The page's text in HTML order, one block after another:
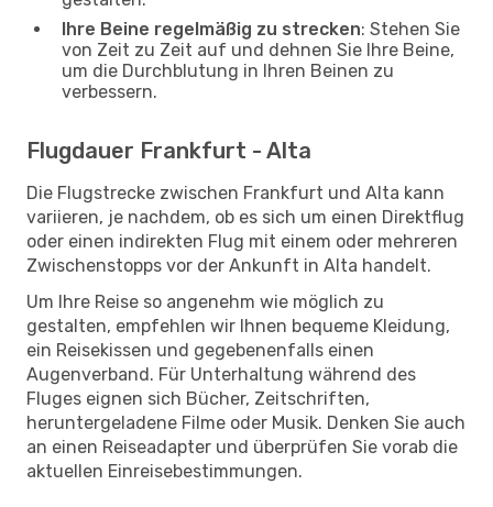
Ihre Beine regelmäßig zu strecken: Stehen Sie
von Zeit zu Zeit auf und dehnen Sie Ihre Beine,
um die Durchblutung in Ihren Beinen zu
verbessern.
Flugdauer Frankfurt - Alta
Die Flugstrecke zwischen Frankfurt und Alta kann
variieren, je nachdem, ob es sich um einen Direktflug
oder einen indirekten Flug mit einem oder mehreren
Zwischenstopps vor der Ankunft in Alta handelt.
Um Ihre Reise so angenehm wie möglich zu
gestalten, empfehlen wir Ihnen bequeme Kleidung,
ein Reisekissen und gegebenenfalls einen
Augenverband. Für Unterhaltung während des
Fluges eignen sich Bücher, Zeitschriften,
heruntergeladene Filme oder Musik. Denken Sie auch
an einen Reiseadapter und überprüfen Sie vorab die
aktuellen Einreisebestimmungen.